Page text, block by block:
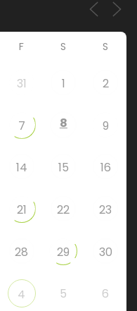
F S S
31 1 2
7 8 9
14 15 16
21 22 23
28 29 30
4 5 6